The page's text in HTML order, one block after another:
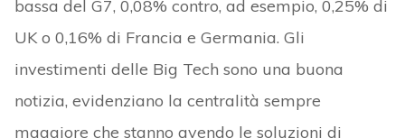
bassa del G7, 0,08% contro, ad esempio, 0,25% di
UK o 0,16% di Francia e Germania. Gli
investimenti delle Big Tech sono una buona
notizia, evidenziano la centralità sempre
maggiore che stanno avendo le soluzioni di